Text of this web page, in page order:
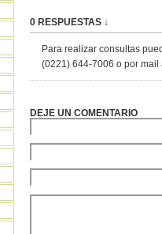
0 RESPUESTAS ↓
Para realizar consultas
(0221) 644-7006 o por
DEJE UN COMENTARIO